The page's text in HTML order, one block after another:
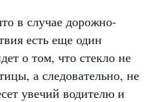
в случае дорожно-
есть еще один
о том, что стекло не
а следовательно, не
увечий водителю и